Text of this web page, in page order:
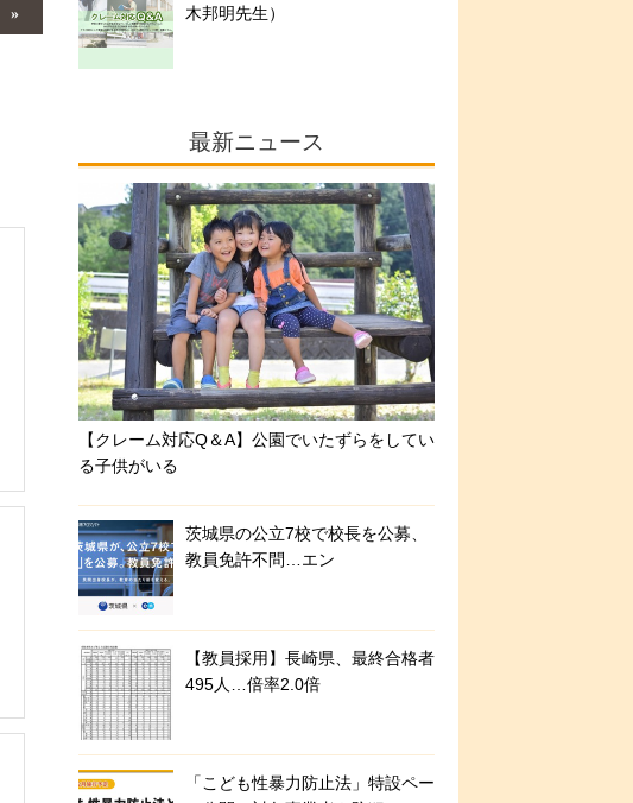
木邦明先生）
最新ニュース
【クレーム対応Q＆A】公園でいたずらをしてい
る子供がいる
茨城県の公立7校で校長を公募、
教員免許不問…エン
【教員採用】長崎県、最終合格者
495人…倍率2.0倍
「こども性暴力防止法」特設ペー